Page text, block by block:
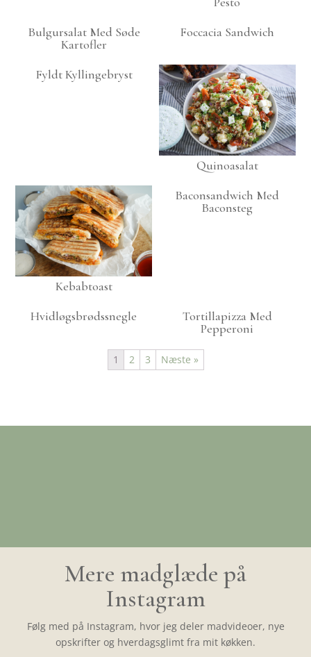
Bulgursalat Med Søde
Kartofler
Foccacia Sandwich
Fyldt Kyllingebryst
Quinoasalat
Kebabtoast
Baconsandwich Med
Baconsteg
Hvidløgsbrødssnegle
Tortillapizza Med
Pepperoni
1 2 3 Næste »
Mere madglæde på
Instagram
Følg med på Instagram, hvor jeg deler madvideoer, nye
opskrifter og hverdagsglimt fra mit køkken.